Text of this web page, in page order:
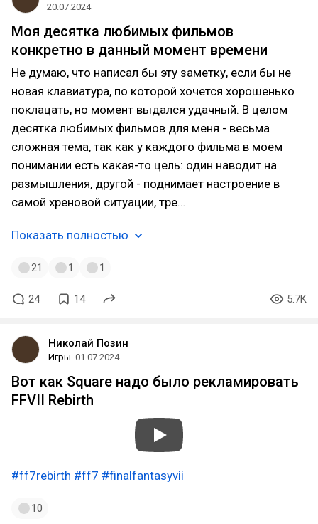
20.07.2024
Моя десятка любимых фильмов
конкретно в данный момент времени
Не думаю, что написал бы эту заметку, если бы не
новая клавиатура, по которой хочется хорошенько
поклацать, но момент выдался удачный. В целом
десятка любимых фильмов для меня - весьма
сложная тема, так как у каждого фильма в моем
понимании есть какая-то цель: один наводит на
размышления, другой - поднимает настроение в
самой хреновой ситуации, тре…
Показать полностью
21 1 1
24 14 5.7K
Николай Позин
Игры 01.07.2024
Вот как Square надо было рекламировать
FFVII Rebirth
#ff7rebirth #ff7 #finalfantasyvii
10